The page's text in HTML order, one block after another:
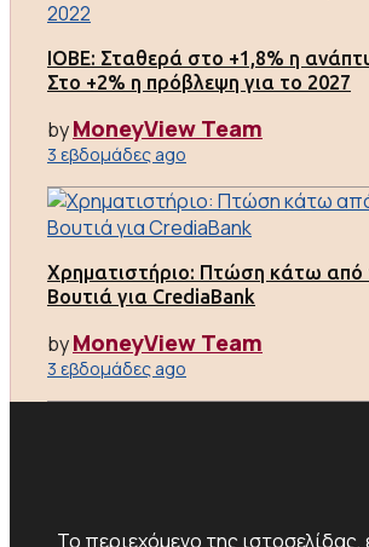
ΙΟΒΕ: Σταθερά στο +1,8% η
Στο +2% η πρόβλεψη για το 2027
byMoneyView Team
3 εβδομάδες ago
Χρηματιστήριο: Πτώση κάτω από
Βουτιά για CrediaBank
byMoneyView Team
3 εβδομάδες ago
Το περιεχόμενο της ιστοσελίδας,